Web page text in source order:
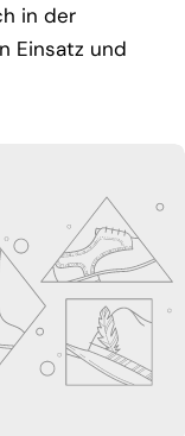
in der
Einsatz und